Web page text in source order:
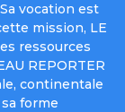
vocation est
mission, LE
ressources
REPORTER
continentale
forme